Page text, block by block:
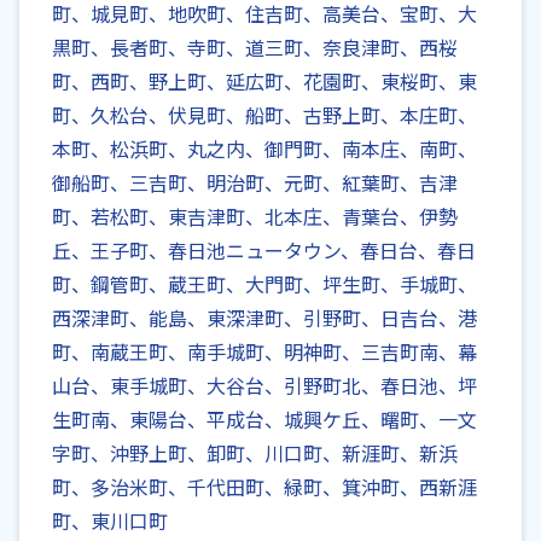
町、城見町、地吹町、住吉町、高美台、宝町、大
黒町、長者町、寺町、道三町、奈良津町、西桜
町、西町、野上町、延広町、花園町、東桜町、東
町、久松台、伏見町、船町、古野上町、本庄町、
本町、松浜町、丸之内、御門町、南本庄、南町、
御船町、三吉町、明治町、元町、紅葉町、吉津
町、若松町、東吉津町、北本庄、青葉台、伊勢
丘、王子町、春日池ニュータウン、春日台、春日
町、鋼管町、蔵王町、大門町、坪生町、手城町、
西深津町、能島、東深津町、引野町、日吉台、港
町、南蔵王町、南手城町、明神町、三吉町南、幕
山台、東手城町、大谷台、引野町北、春日池、坪
生町南、東陽台、平成台、城興ケ丘、曙町、一文
字町、沖野上町、卸町、川口町、新涯町、新浜
町、多治米町、千代田町、緑町、箕沖町、西新涯
町、東川口町